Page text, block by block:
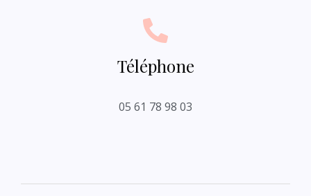
Téléphone
05 61 78 98 03